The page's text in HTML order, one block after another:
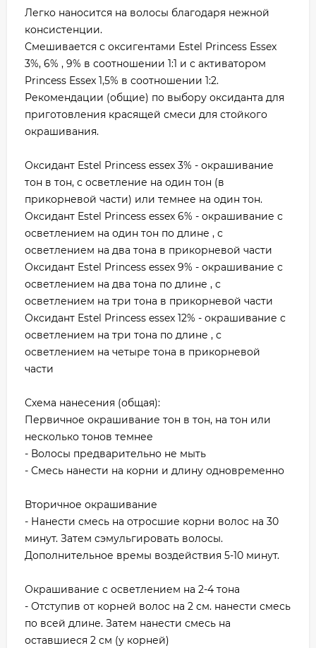
Легко наносится на волосы благодаря нежной
консистенции.
Смешивается с оксигентами Estel Princess Essex
3%, 6% , 9% в соотношении 1:1 и с активатором
Princess Essex 1,5% в соотношении 1:2.
Рекомендации (общие) по выбору оксиданта для
приготовления красящей смеси для стойкого
окрашивания.
Оксидант Estel Princess essex 3% - окрашивание
тон в тон, с осветление на один тон (в
прикорневой части) или темнее на один тон.
Оксидант Estel Princess essex 6% - окрашивание с
осветлением на один тон по длине , с
осветлением на два тона в прикорневой части
Оксидант Estel Princess essex 9% - окрашивание с
осветлением на два тона по длине , с
осветлением на три тона в прикорневой части
Оксидант Estel Princess essex 12% - окрашивание с
осветлением на три тона по длине , с
осветлением на четыре тона в прикорневой
части
Схема нанесения (общая):
Первичное окрашивание тон в тон, на тон или
несколько тонов темнее
- Волосы предварительно не мыть
- Смесь нанести на корни и длину одновременно
Вторичное окрашивание
- Нанести смесь на отросшие корни волос на 30
минут. Затем сэмульгировать волосы.
Дополнительное времы воздействия 5-10 минут.
Окрашивание с осветлением на 2-4 тона
- Отступив от корней волос на 2 см. нанести смесь
по всей длине. Затем нанести смесь на
оставшиеся 2 см (у корней)